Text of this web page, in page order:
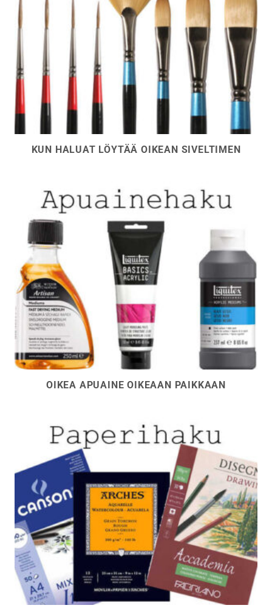
KUN HALUAT LÖYTÄÄ OIKEAN SIVELTIMEN
OIKEA APUAINE OIKEAAN PAIKKAAN